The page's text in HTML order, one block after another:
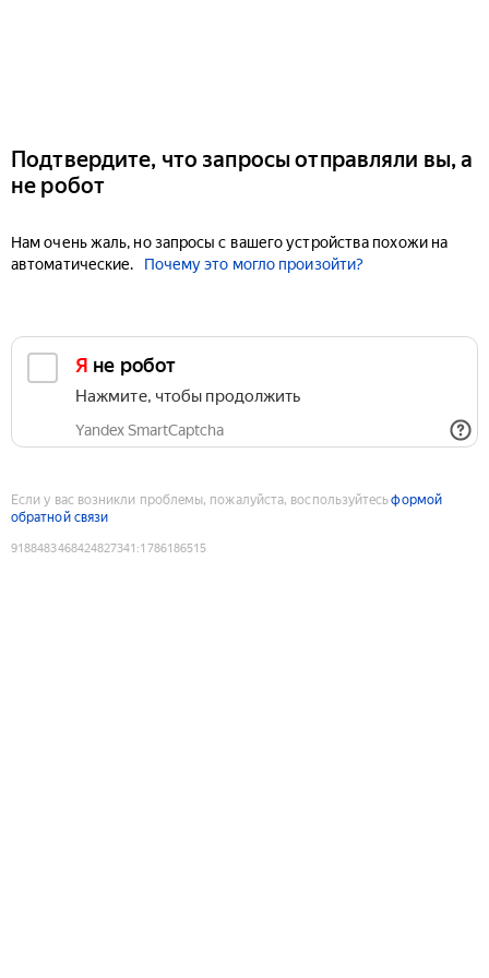
Подтвердите, что запросы отправляли вы, а
не робот
Нам очень жаль, но запросы с вашего устройства похожи на
автоматические.
Почему это могло произойти?
Я не робот
Нажмите, чтобы продолжить
Yandex SmartCaptcha
Если у вас возникли проблемы, пожалуйста, воспользуйтесьформой
обратной связи
9188483468424827341 :1786186515